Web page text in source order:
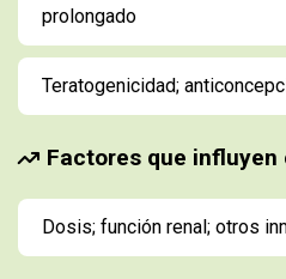
prolongado
Teratogenicidad;
Factores que
Dosis; función renal; otros